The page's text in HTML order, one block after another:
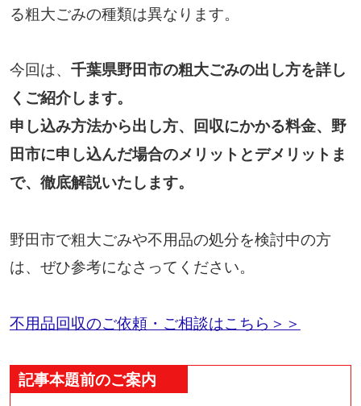
る粗大ごみの種類は異なります。
今回は、 千葉県野田市の粗大ごみの出し方を詳し
くご紹介します。
申し込み方法から出し方、回収にかかる料金、野
田市に申し込んだ場合のメリットとデメリットま
で、徹底解説いたします。
野田市で粗大ごみや不用品の処分を検討中の方
は、ぜひ参考になさってください。
不用品回収のご依頼・ご相談はこちら＞＞
記事本題前のご案内